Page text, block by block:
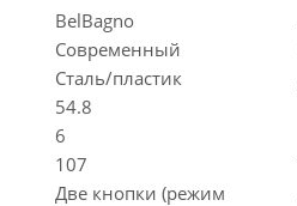
BelBagno
Современный
Сталь/пластик
54.8
6
107
Две кнопки (режим